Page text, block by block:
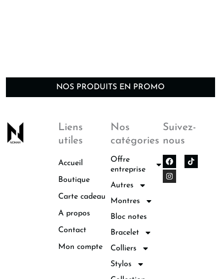
NOS PRODUITS EN PROMO
Liens
utiles
Accueil
Boutique
Carte cadeau
A propos
Contact
Mon compte
Nos
catégories
Offre
entreprise
Autres
Montres
Bloc notes
Bracelet
Colliers
Stylos
Suivez-
nous
F
a
c
e
I
n
s
t